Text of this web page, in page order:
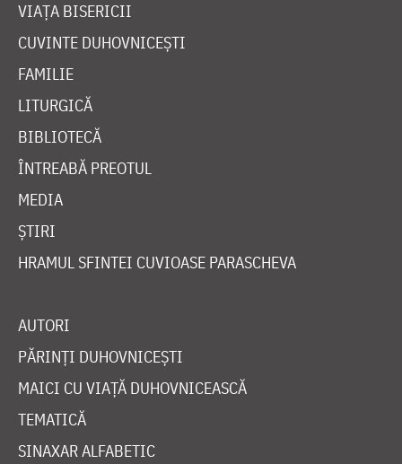
VIAȚA BISERICII
CUVINTE DUHOVNICEȘTI
FAMILIE
LITURGICĂ
BIBLIOTECĂ
ÎNTREABĂ PREOTUL
MEDIA
ȘTIRI
HRAMUL SFINTEI CUVIOASE PARASCHEVA
AUTORI
PĂRINȚI DUHOVNICEȘTI
MAICI CU VIAȚĂ DUHOVNICEASCĂ
TEMATICĂ
SINAXAR ALFABETIC